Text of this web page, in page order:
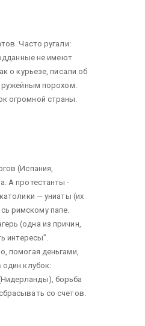
Часто ругали:
не имеют
о курьезе, писали об
ружейным порохом.
огромной страны.
(Испания,
А протестанты -
— униаты (их
римскому папе.
(одна из причин,
интересы”.
помогая деньгами,
один клубок:
борьба
со счетов.